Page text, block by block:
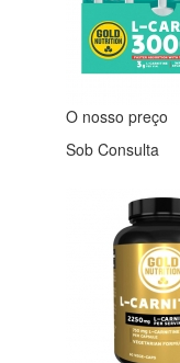
O nosso preço
Sob Consulta